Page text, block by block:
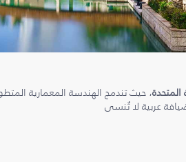
المتحدة، حيث تندمج الهندسة المعمارية
ضيافة عربية لا تُنسى